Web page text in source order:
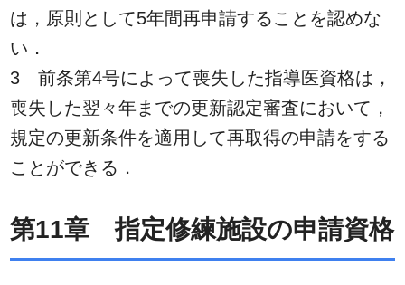
は，原則として5年間再申請することを認めな
い．
3 前条第4号によって喪失した指導医資格は，
喪失した翌々年までの更新認定審査において，
規定の更新条件を適用して再取得の申請をする
ことができる．
第11章 指定修練施設の申請資格